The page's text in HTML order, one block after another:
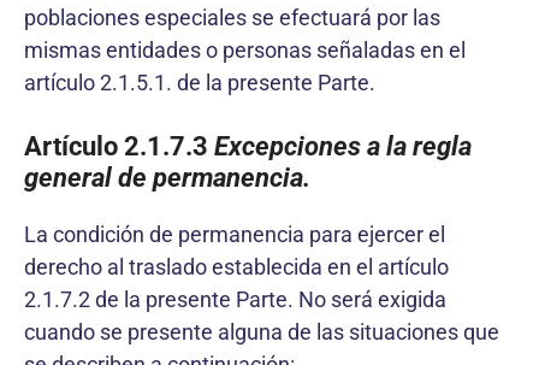
poblaciones especiales se efectuará por las
mismas entidades o personas señaladas en el
artículo 2.1.5.1. de la presente Parte.
Artículo 2.1.7.3 Excepciones a la regla
general de permanencia.
La condición de permanencia para ejercer el
derecho al traslado establecida en el artículo
2.1.7.2 de la presente Parte. No será exigida
cuando se presente alguna de las situaciones que